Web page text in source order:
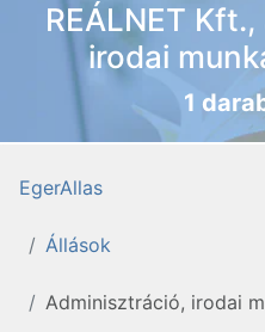
REÁLNET
irodai
1
EgerAllas
Állások
Adminisztráció, irodai